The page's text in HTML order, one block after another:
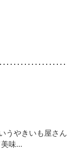
うやきいも屋さん
味...